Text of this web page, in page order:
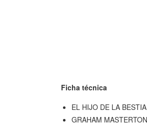
Ficha técnica
EL HIJO DE LA
GRAHAM MASTERTON